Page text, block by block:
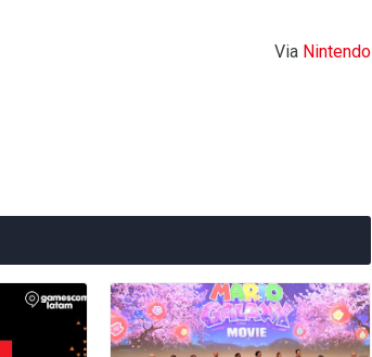
Via Nintendo